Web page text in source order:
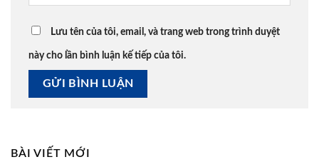
Lưu tên của tôi, email, và trang web trong trình duyệt
này cho lần bình luận kế tiếp của tôi.
BÀI VIẾT MỚI